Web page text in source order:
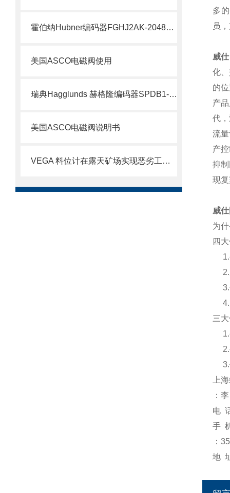
霍伯纳Hubner编码器FGHJ2AK-2048G-90G-NG/16K介绍
美国ASCO电磁阀使用
瑞典Hagglunds 赫格隆编码器SPDB1-1000-BT介绍
美国ASCO电磁阀说明书
VEGA 料位计在露天矿场实现恶劣工况下的精准测量
多
员
威
化
的
产
代
流
产
抑
现
威
为
四
1.
2.
3.
4.
三
1.
2.
3.
上
：李
电
手
：
地